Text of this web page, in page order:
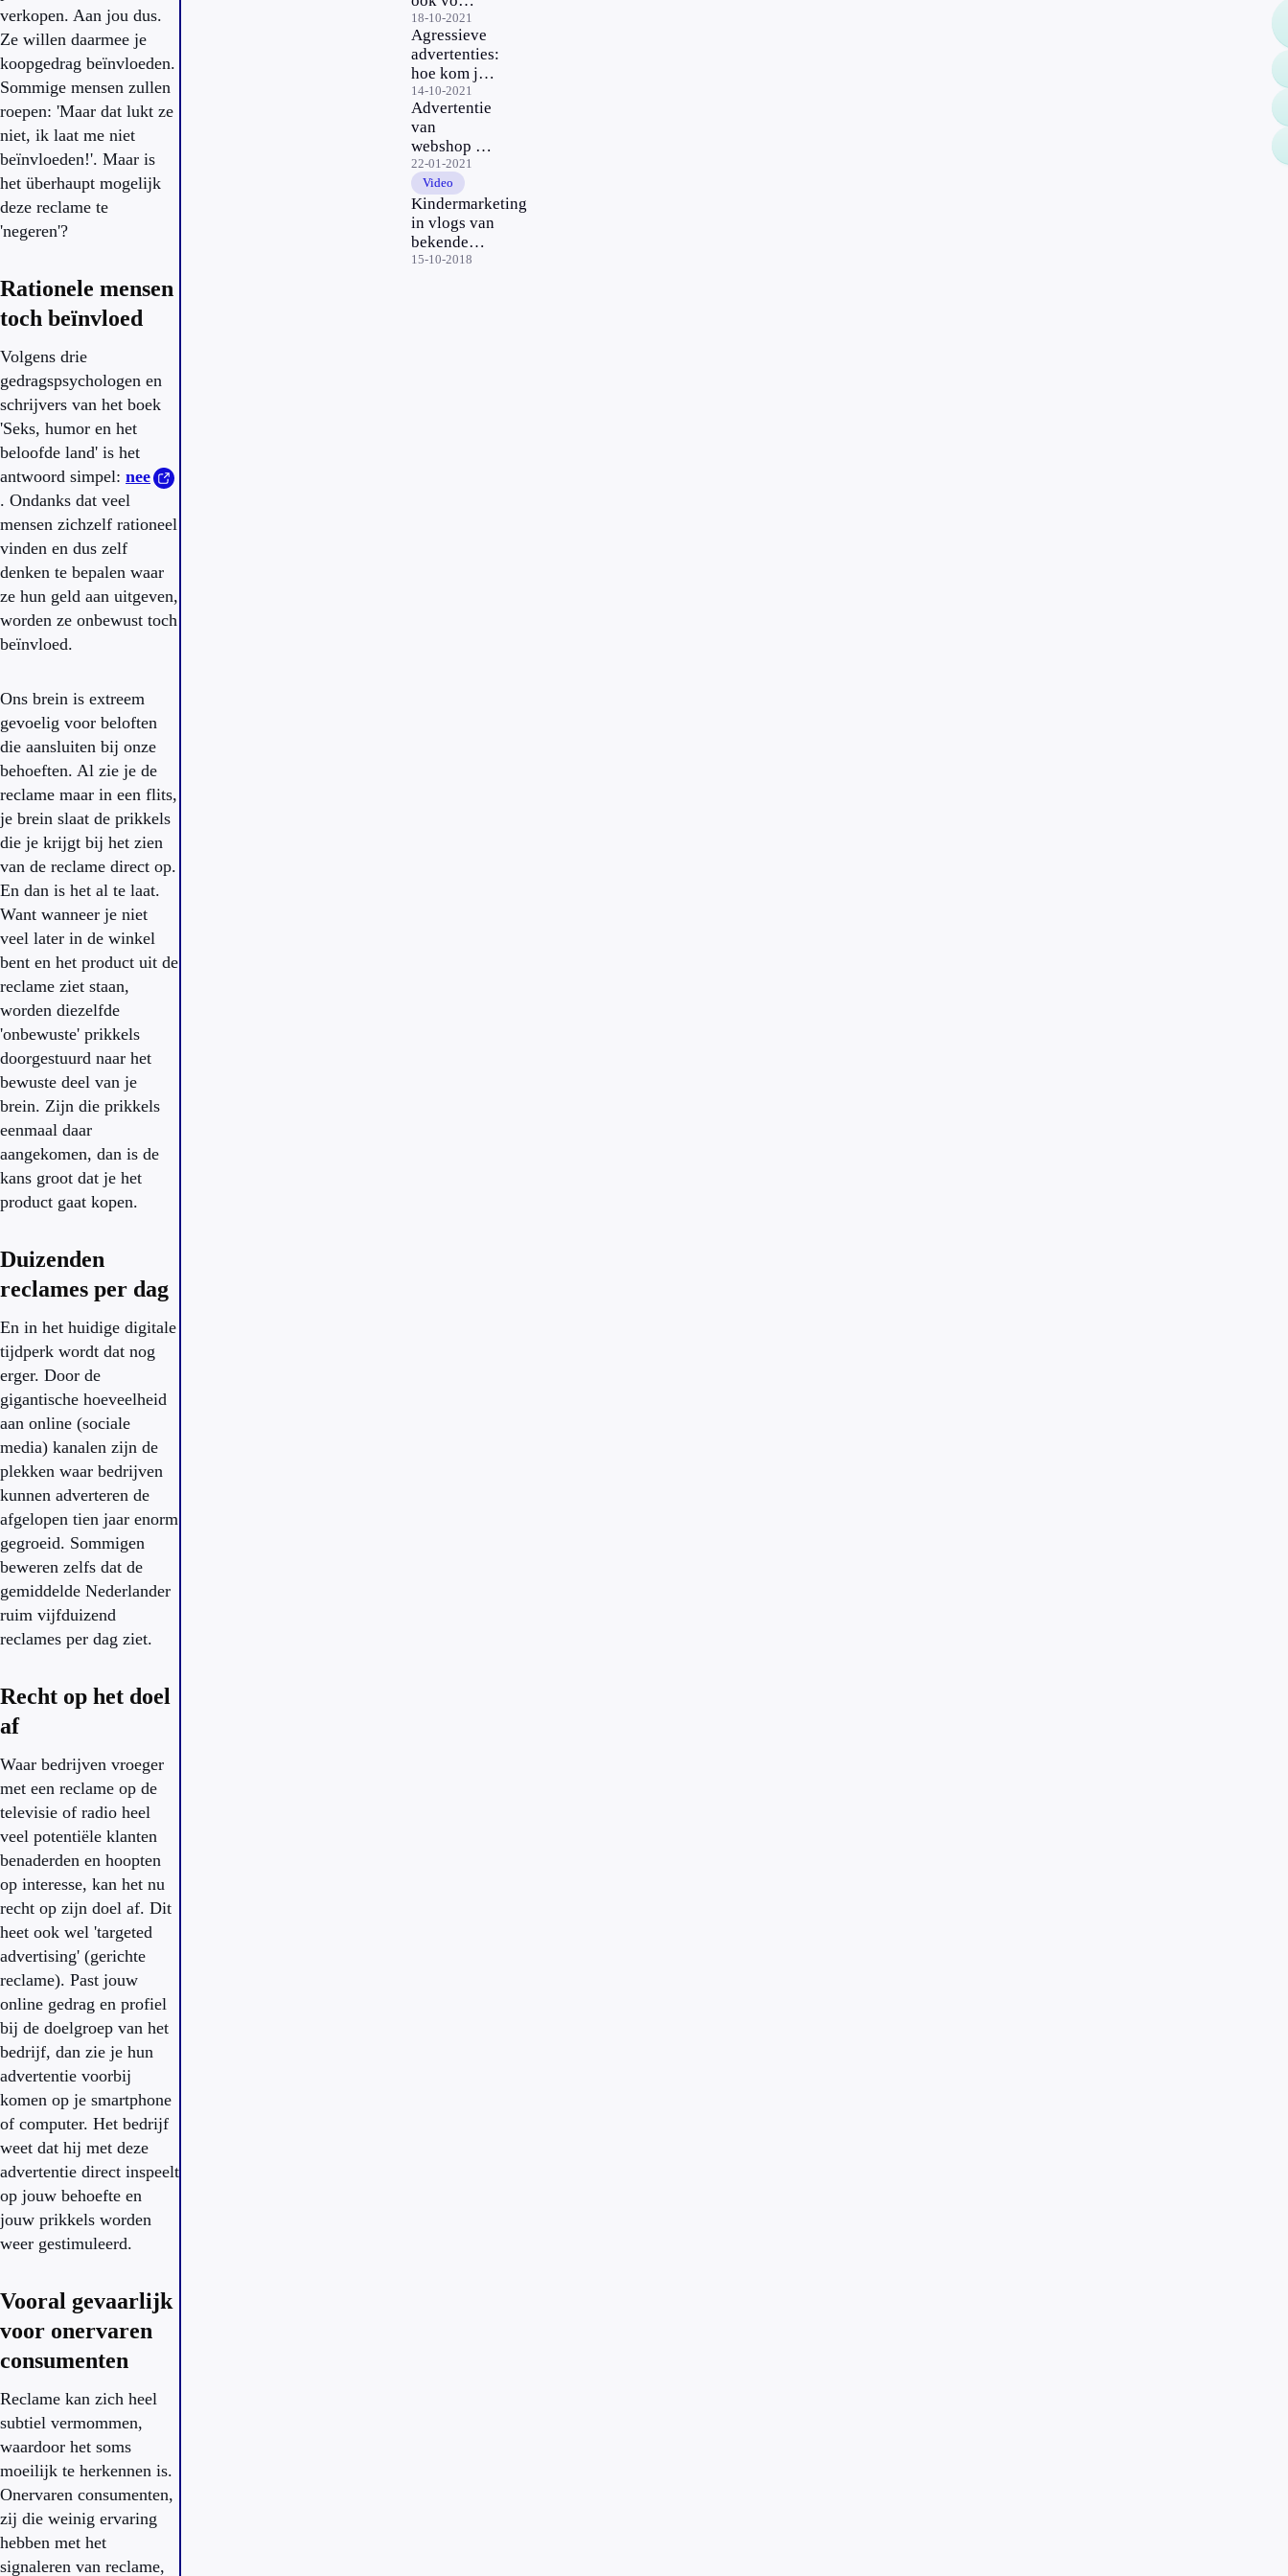
verkopen. Aan jou dus.
Ze willen daarmee je
koopgedrag beïnvloeden.
Sommige mensen zullen
roepen: 'Maar dat lukt ze
niet, ik laat me niet
beïnvloeden!'. Maar is
het überhaupt mogelijk
deze reclame te
'negeren'?
Rationele mensen
toch beïnvloed
Volgens drie
gedragspsychologen en
schrijvers van het boek
'Seks, humor en het
beloofde land' is het
antwoord simpel: nee
. Ondanks dat veel
mensen zichzelf rationeel
vinden en dus zelf
denken te bepalen waar
ze hun geld aan uitgeven,
worden ze onbewust toch
beïnvloed.
Ons brein is extreem
gevoelig voor beloften
die aansluiten bij onze
behoeften. Al zie je de
reclame maar in een flits,
je brein slaat de prikkels
die je krijgt bij het zien
van de reclame direct op.
En dan is het al te laat.
Want wanneer je niet
veel later in de winkel
bent en het product uit de
reclame ziet staan,
worden diezelfde
'onbewuste' prikkels
doorgestuurd naar het
bewuste deel van je
brein. Zijn die prikkels
eenmaal daar
aangekomen, dan is de
kans groot dat je het
product gaat kopen.
Duizenden
reclames per dag
En in het huidige digitale
tijdperk wordt dat nog
erger. Door de
gigantische hoeveelheid
aan online (sociale
media) kanalen zijn de
plekken waar bedrijven
kunnen adverteren de
afgelopen tien jaar enorm
gegroeid. Sommigen
beweren zelfs dat de
gemiddelde Nederlander
ruim vijfduizend
reclames per dag ziet.
Recht op het doel
af
Waar bedrijven vroeger
met een reclame op de
televisie of radio heel
veel potentiële klanten
benaderden en hoopten
op interesse, kan het nu
recht op zijn doel af. Dit
heet ook wel 'targeted
advertising' (gerichte
reclame). Past jouw
online gedrag en profiel
bij de doelgroep van het
bedrijf, dan zie je hun
advertentie voorbij
komen op je smartphone
of computer. Het bedrijf
weet dat hij met deze
advertentie direct inspeelt
op jouw behoefte en
jouw prikkels worden
weer gestimuleerd.
Vooral gevaarlijk
voor onervaren
consumenten
Reclame kan zich heel
subtiel vermommen,
waardoor het soms
moeilijk te herkennen is.
Onervaren consumenten,
zij die weinig ervaring
hebben met het
signaleren van reclame,
irritantste
influencer
die
reclame
maakt |
Radar
Checkt!
18-10-2021
Agressieve
advertenties:
hoe kom je
ervan af?
14-10-2021
Advertentie
van
webshop of
influencer
op social
media?
Laat je niet
misleiden
22-01-2021
Video
Kindermarketing
in vlogs van
bekende
YouTubers
15-10-2018